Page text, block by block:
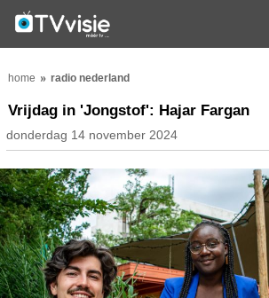
home radio nederland
Vrijdag in 'Jongstof': Hajar Fargan
donderdag 14 november 2024